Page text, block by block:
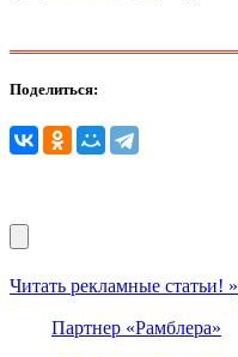
Поделиться:
Читать рекламные статьи! »
Партнер «Рамблера»